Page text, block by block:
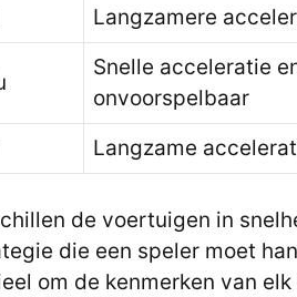
Langzamere
Snelle acceleratie
onvoorspelbaar
Langzame
de voertuigen in
die een speler moet
om de kenmerken van